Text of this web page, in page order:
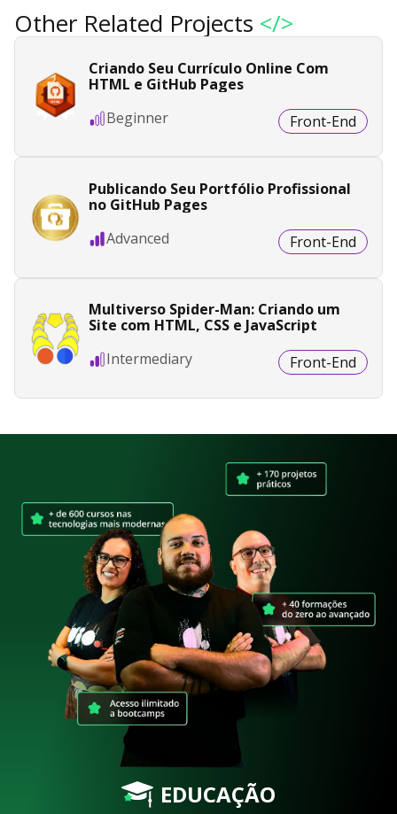
Other Related Projects </>
Criando Seu Currículo Online Com
HTML e GitHub Pages
Beginner
Front-End
Publicando Seu Portfólio Profissional
no GitHub Pages
Advanced
Front-End
Multiverso Spider-Man: Criando um
Site com HTML, CSS e JavaScript
Intermediary
Front-End
EDUCAÇÃO